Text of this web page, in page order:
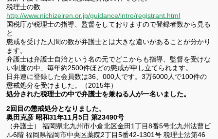
税理士の数
http://www.nichizeiren.or.jp/guidance/intro/registrant.html
国税庁が税理士の指導、監督をしておりますので登録者数から見る
と
懲戒を受けた人間の数が弁護士とは大きな違いがあることが分かり
ます。
弁護士は弁護士自治という名の元でどこからも指導、監督を受けな
い制度の中、毎年約2500件ほどの懲戒が申し立てられます。
日弁連に登録した会員数は36、000人です。3万6000人で100件の
懲戒処分を受けました。（2015年）
処分された税理士の中で弁護士を兼ねる人が一名いました。
2回目の懲戒処分となりました。
奥田克彦 昭和31年11月5日 第23490号
（弁護士） 福岡県北九州市小倉北区金田1丁目8番5号北九州法曹ビ
ル6階 福岡県福岡市中央区薬院2丁目5番42-1301号 税理士法第46